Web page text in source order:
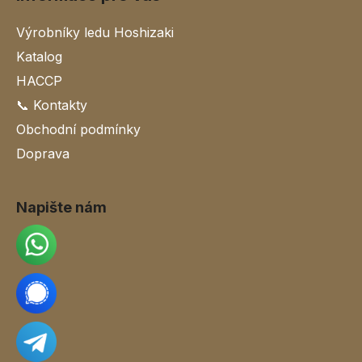
Výrobníky ledu Hoshizaki
Katalog
HACCP
📞 Kontakty
Obchodní podmínky
Doprava
Napište nám